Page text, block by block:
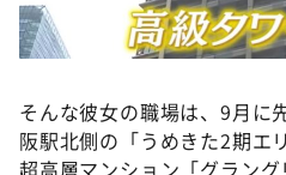
そんな彼女の職場は、9月に
阪駅北側の「うめきた2期エ
超高層マンション「グラン